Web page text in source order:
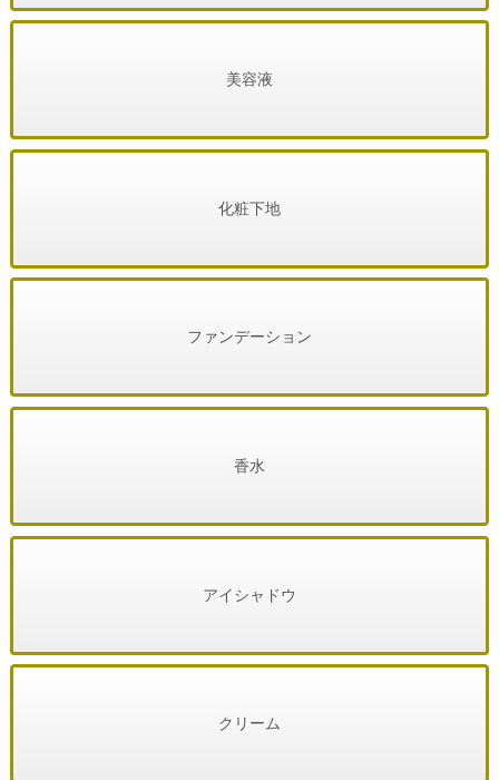
美容液
化粧下地
ファンデーション
香水
アイシャドウ
クリーム